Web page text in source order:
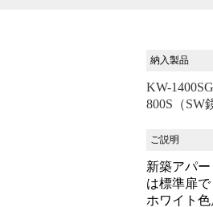
納入製品
KW-
800S（SW
ご説明
新築アパ
は標準扉
ホワイト色